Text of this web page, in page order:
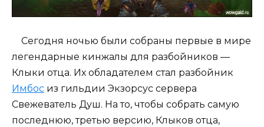
Сегодня ночью были собраны первые в мире
легендарные кинжалы для разбойников —
Клыки отца. Их обладателем стал разбойник
Имбос из гильдии Экзорсус сервера
Свежеватель Душ. На то, чтобы собрать самую
последнюю, третью версию, Клыков отца,